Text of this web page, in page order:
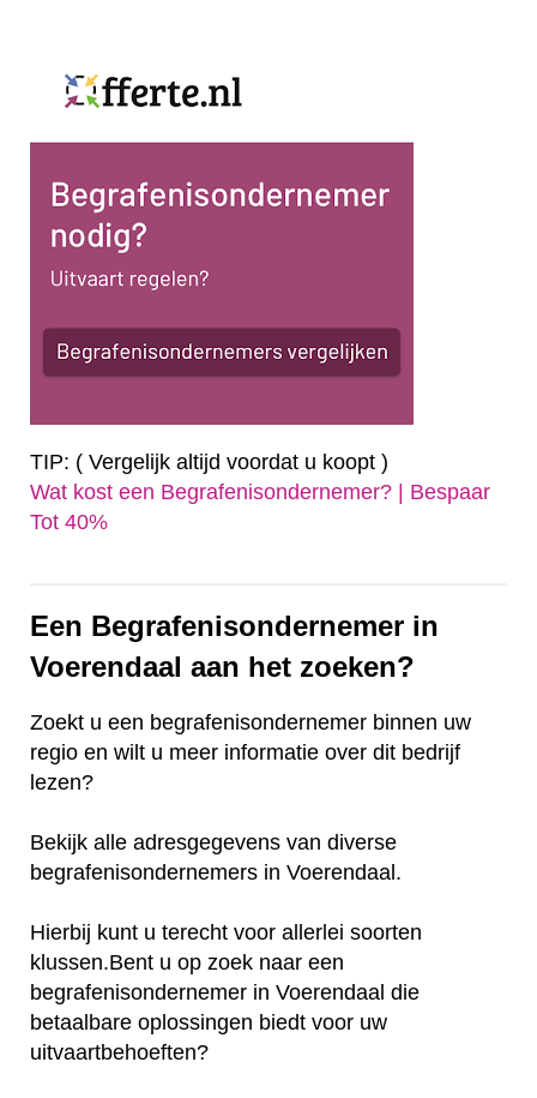
TIP: ( Vergelijk altijd voordat u koopt )
Wat kost een Begrafenisondernemer? | Bespaar
Tot 40%‎
Een Begrafenisondernemer in
Voerendaal aan het zoeken?
Zoekt u een begrafenisondernemer binnen uw
regio en wilt u meer informatie over dit bedrijf
lezen?
Bekijk alle adresgegevens van diverse
begrafenisondernemers in Voerendaal.
Hierbij kunt u terecht voor allerlei soorten
klussen.Bent u op zoek naar een
begrafenisondernemer in Voerendaal die
betaalbare oplossingen biedt voor uw
uitvaartbehoeften?